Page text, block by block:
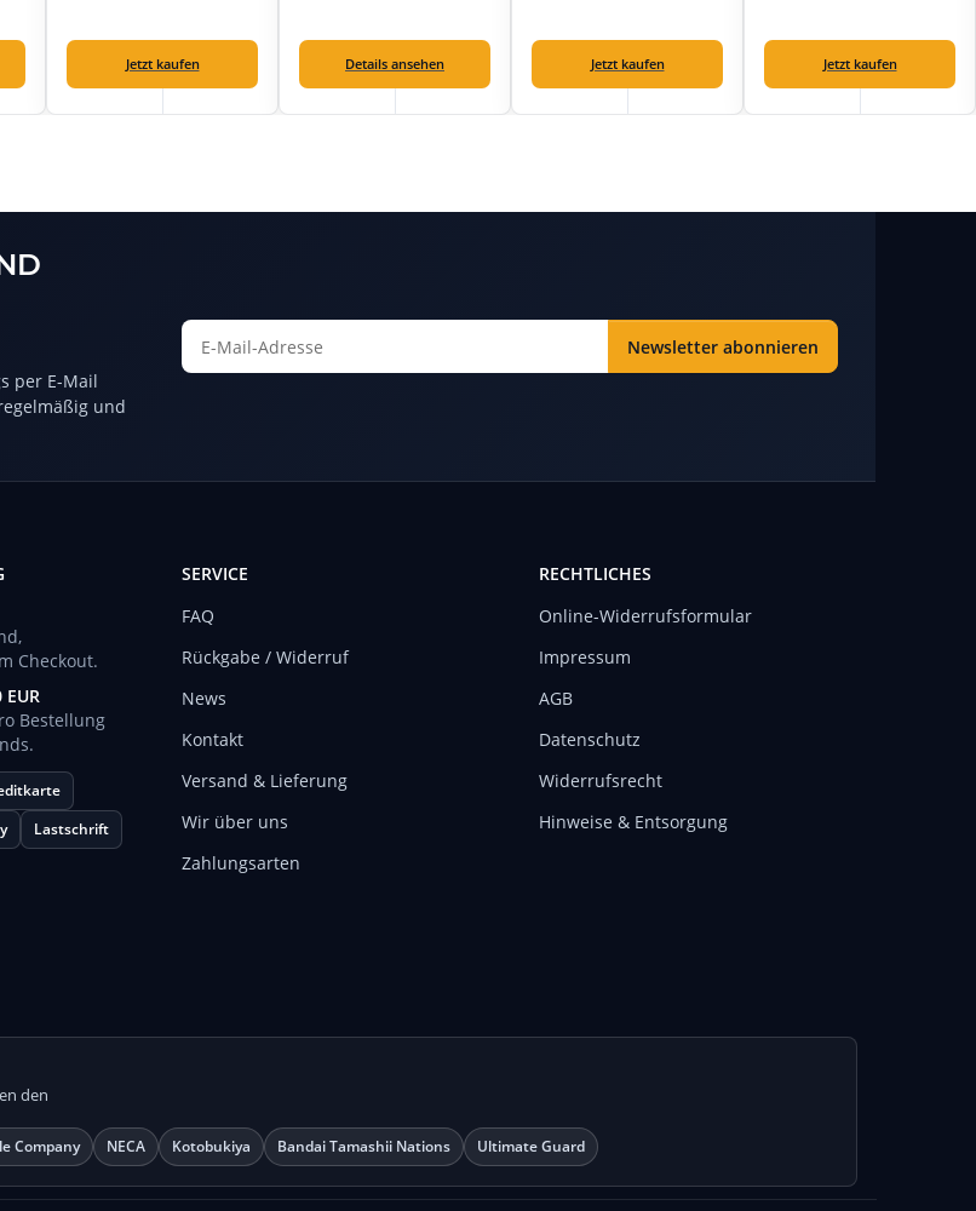
Jetzt kaufen Details ansehen Jetzt kaufen Jetzt kaufen
per E-Mail
und
Newsletter abonnieren
Checkout.
Bestellung
Lastschrift
SERVICE
FAQ
Rückgabe / Widerruf
News
Kontakt
Versand & Lieferung
Wir über uns
Zahlungsarten
RECHTLICHES
Online-Widerrufsformular
Impressum
AGB
Datenschutz
Widerrufsrecht
Hinweise & Entsorgung
den
Company NECA Kotobukiya Bandai Tamashii Nations Ultimate Guard